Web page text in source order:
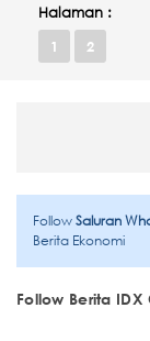
Halaman :
1 2
FollowSaluran
Berita Ekonomi
Follow Berita